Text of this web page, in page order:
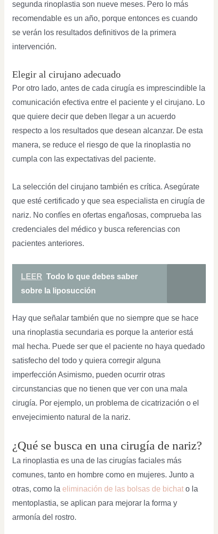
segunda rinoplastia son nueve meses. Pero lo más
recomendable es un año, porque entonces es cuando
se verán los resultados definitivos de la primera
intervención.
Elegir al cirujano adecuado
Por otro lado, antes de cada cirugía es imprescindible la
comunicación efectiva entre el paciente y el cirujano. Lo
que quiere decir que deben llegar a un acuerdo
respecto a los resultados que desean alcanzar. De esta
manera, se reduce el riesgo de que la rinoplastia no
cumpla con las expectativas del paciente.
La selección del cirujano también es crítica. Asegúrate
que esté certificado y que sea especialista en cirugía de
nariz. No confíes en ofertas engañosas, comprueba las
credenciales del médico y busca referencias con
pacientes anteriores.
LEER Todo lo que debes saber
sobre la liposucción
Hay que señalar también que no siempre que se hace
una rinoplastia secundaria es porque la anterior está
mal hecha. Puede ser que el paciente no haya quedado
satisfecho del todo y quiera corregir alguna
imperfección Asimismo, pueden ocurrir otras
circunstancias que no tienen que ver con una mala
cirugía. Por ejemplo, un problema de cicatrización o el
envejecimiento natural de la nariz.
¿Qué se busca en una cirugía de nariz?
La rinoplastia es una de las cirugías faciales más
comunes, tanto en hombre como en mujeres. Junto a
otras, como la eliminación de las bolsas de bichato la
mentoplastia, se aplican para mejorar la forma y
armonía del rostro.